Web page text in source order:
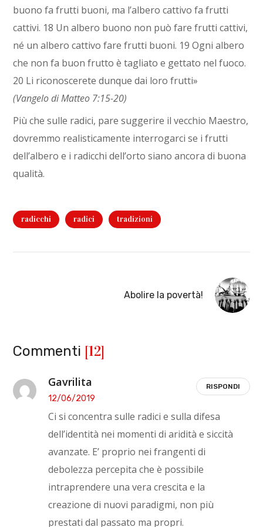
buono fa frutti buoni, ma l’albero cattivo fa frutti
cattivi. 18 Un albero buono non può fare frutti cattivi,
né un albero cattivo fare frutti buoni. 19 Ogni albero
che non fa buon frutto è tagliato e gettato nel fuoco.
20 Li riconoscerete dunque dai loro frutti»
(Vangelo di Matteo 7:15-20)
Più che sulle radici, pare suggerire il vecchio Maestro,
dovremmo realisticamente interrogarci se i frutti
dell’albero e i radicchi dell’orto siano ancora di buona
qualità.
radicchi radici tradizioni
Abolire la povertà!
Commenti [12]
Gavrilita
12/06/2019
Ci si concentra sulle radici e sulla difesa
dell’identità nei momenti di aridità e siccità
avanzate. E’ proprio nei frangenti di
debolezza percepita che è possibile
intraprendere una vera crescita e la
creazione di nuovi paradigmi, non più
prestati dal passato ma propri.
RISPONDI